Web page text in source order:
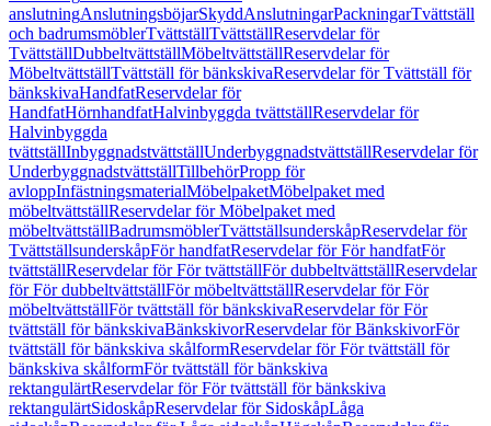
anslutningAnslutningsböjarSkyddAnslutningarPackningarTvättställ
och badrumsmöblerTvättställTvättställReservdelar för
TvättställDubbeltvättställMöbeltvättställReservdelar för
MöbeltvättställTvättställ för bänkskivaReservdelar för Tvättställ för
bänkskivaHandfatReservdelar för
HandfatHörnhandfatHalvinbyggda tvättställReservdelar för
Halvinbyggda
tvättställInbyggnadstvättställUnderbyggnadstvättställReservdelar för
UnderbyggnadstvättställTillbehörPropp för
avloppInfästningsmaterialMöbelpaketMöbelpaket med
möbeltvättställReservdelar för Möbelpaket med
möbeltvättställBadrumsmöblerTvättställsunderskåpReservdelar för
TvättställsunderskåpFör handfatReservdelar för För handfatFör
tvättställReservdelar för För tvättställFör dubbeltvättställReservdelar
för För dubbeltvättställFör möbeltvättställReservdelar för För
möbeltvättställFör tvättställ för bänkskivaReservdelar för För
tvättställ för bänkskivaBänkskivorReservdelar för BänkskivorFör
tvättställ för bänkskiva skålformReservdelar för För tvättställ för
bänkskiva skålformFör tvättställ för bänkskiva
rektangulärtReservdelar för För tvättställ för bänkskiva
rektangulärtSidoskåpReservdelar för SidoskåpLåga